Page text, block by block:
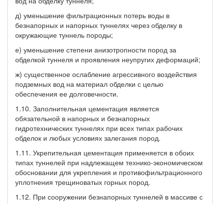
д) уменьшение фильтрационных потерь воды в
безнапорных и напорных туннелях через обделку в
окружающие туннель породы;
е) уменьшение степени анизотропности пород за
обделкой туннеля и проявления неупругих деформаций;
ж) существенное ослабление агрессивного воздействия
подземных вод на материал обделки с целью
обеспечения ее долговечности.
1.10. Заполнительная цементация является
обязательной в напорных и безнапорных
гидротехнических туннелях при всех типах рабочих
обделок и любых условиях залегания пород.
1.11. Укрепительная цементация применяется в обоих
типах туннелей при надлежащем технико-экономическом
обосновании для укрепления и противофильтрационного
уплотнения трещиноватых горных пород.
1.12. При сооружении безнапорных туннелей в массиве с